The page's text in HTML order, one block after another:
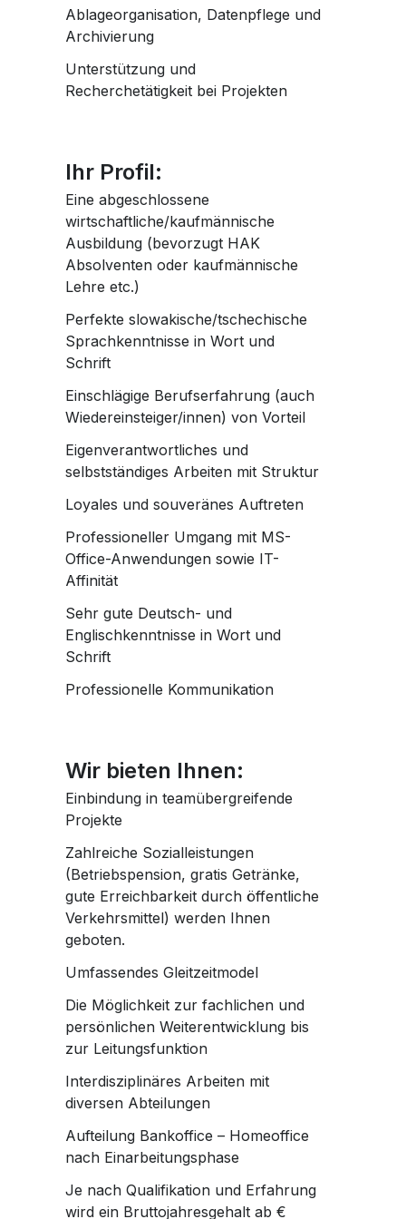
Ablageorganisation, Datenpflege und
Archivierung
Unterstützung und
Recherchetätigkeit bei Projekten
Ihr Profil:
Eine abgeschlossene
wirtschaftliche/kaufmännische
Ausbildung (bevorzugt HAK
Absolventen oder kaufmännische
Lehre etc.)
Perfekte slowakische/tschechische
Sprachkenntnisse in Wort und
Schrift
Einschlägige Berufserfahrung (auch
Wiedereinsteiger/innen) von Vorteil
Eigenverantwortliches und
selbstständiges Arbeiten mit Struktur
Loyales und souveränes Auftreten
Professioneller Umgang mit MS-
Office-Anwendungen sowie IT-
Affinität
Sehr gute Deutsch- und
Englischkenntnisse in Wort und
Schrift
Professionelle Kommunikation
Wir bieten Ihnen:
Einbindung in teamübergreifende
Projekte
Zahlreiche Sozialleistungen
(Betriebspension, gratis Getränke,
gute Erreichbarkeit durch öffentliche
Verkehrsmittel) werden Ihnen
geboten.
Umfassendes Gleitzeitmodel
Die Möglichkeit zur fachlichen und
persönlichen Weiterentwicklung bis
zur Leitungsfunktion
Interdisziplinäres Arbeiten mit
diversen Abteilungen
Aufteilung Bankoffice – Homeoffice
nach Einarbeitungsphase
Je nach Qualifikation und Erfahrung
wird ein Bruttojahresgehalt ab €